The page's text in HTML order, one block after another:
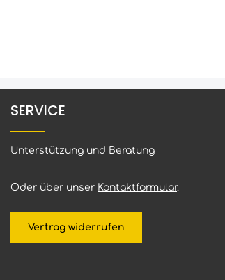
SERVICE
Unterstützung und Beratung
Oder über unser Kontaktformular.
Vertrag widerrufen